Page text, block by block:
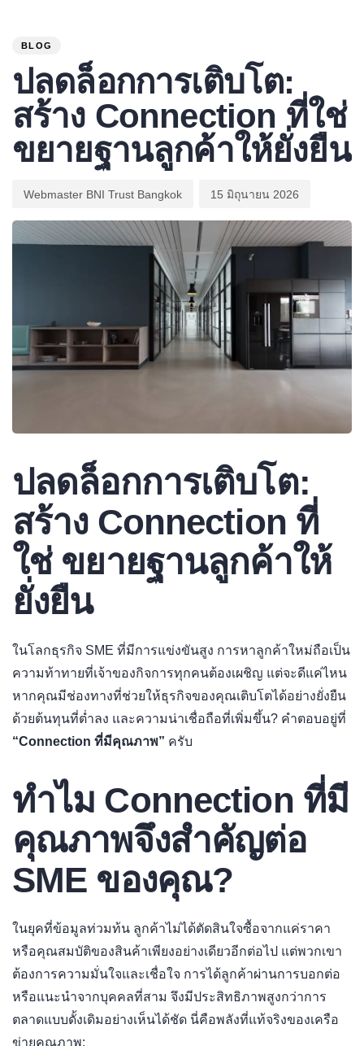
BLOG
ปลดล็อกการเติบโต:
สร้าง Connection ที่ใช่
ขยายฐานลูกค้าให้ยั่งยืน
Webmaster BNI Trust Bangkok 15 มิถุนายน 2026
ปลดล็อกการเติบโต:
สร้าง Connection ที่
ใช่ ขยายฐานลูกค้าให้
ยั่งยืน
ในโลกธุรกิจ SME ที่มีการแข่งขันสูง การหาลูกค้าใหม่ถือเป็น
ความท้าทายที่เจ้าของกิจการทุกคนต้องเผชิญ แต่จะดีแค่ไหน
หากคุณมีช่องทางที่ช่วยให้ธุรกิจของคุณเติบโตได้อย่างยั่งยืน
ด้วยต้นทุนที่ต่ำลง และความน่าเชื่อถือที่เพิ่มขึ้น? คำตอบอยู่ที่
“Connection ที่มีคุณภาพ” ครับ
ทำไม Connection ที่มี
คุณภาพจึงสำคัญต่อ
SME ของคุณ?
ในยุคที่ข้อมูลท่วมท้น ลูกค้าไม่ได้ตัดสินใจซื้อจากแค่ราคา
หรือคุณสมบัติของสินค้าเพียงอย่างเดียวอีกต่อไป แต่พวกเขา
ต้องการความมั่นใจและเชื่อใจ การได้ลูกค้าผ่านการบอกต่อ
หรือแนะนำจากบุคคลที่สาม จึงมีประสิทธิภาพสูงกว่าการ
ตลาดแบบดั้งเดิมอย่างเห็นได้ชัด นี่คือพลังที่แท้จริงของเครือ
ข่ายคุณภาพ: